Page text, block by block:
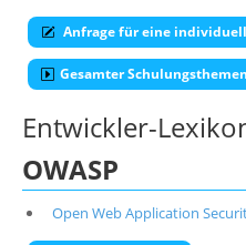
Anfrage für eine
Gesamter
Entwickler-
OWASP
Open Web Application